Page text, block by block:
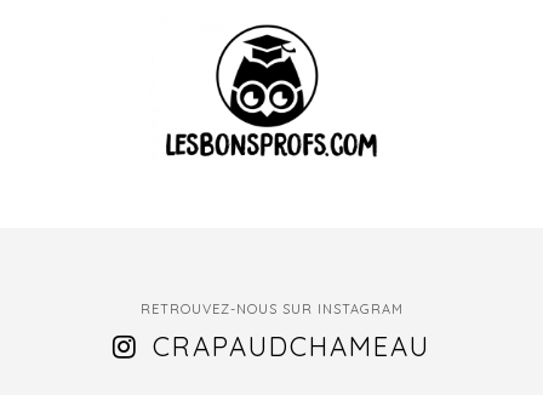
RETROUVEZ-NOUS SUR INSTAGRAM
CRAPAUDCHAMEAU